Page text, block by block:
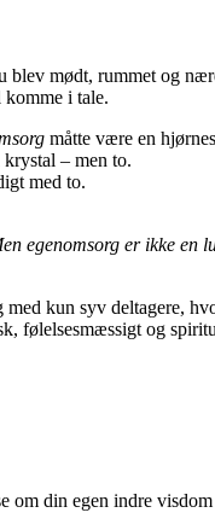
blev mødt, rummet og
i tale.
måtte være en
– men to.
med to.
egenomsorg er ikke
kun syv deltagere,
følelsesmæssigt og
om din egen indre visdom